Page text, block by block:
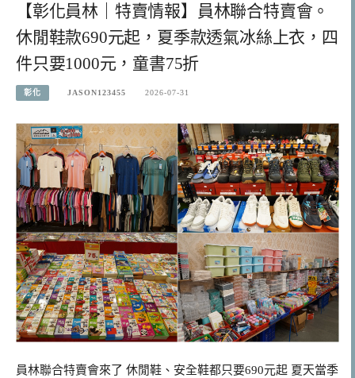
【彰化員林｜特賣情報】員林聯合特賣會。
休閒鞋款690元起，夏季款透氣冰絲上衣，四
件只要1000元，童書75折
彰化 JASON123455 2026-07-31
員林聯合特賣會來了 休閒鞋、安全鞋都只要690元起 夏天當季